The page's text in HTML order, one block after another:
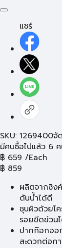
แชร์
SKU: 1269400จั
มีคนซื้อไปแล้ว 6
฿ 659 /Each
฿ 859
ผลิตจากซิง
ดันน้ำได้ดี
ชุบผิวด้วยโ
รอยขีดข่วน
ปากก๊อกออ
สะดวกต่อกา